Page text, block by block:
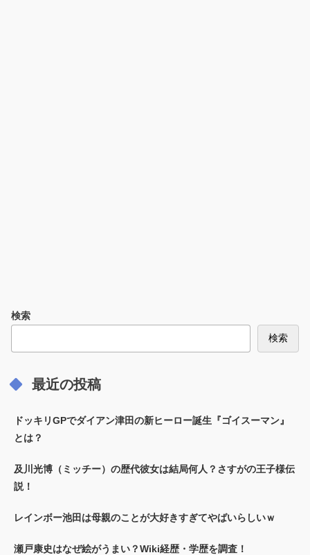
検索
検索
最近の投稿
ドッキリGPでダイアン津田の新ヒーロー誕生『ゴイスーマン』
とは？
及川光博（ミッチー）の歴代彼女は結局何人？さすがの王子様伝
説！
レインボー池田は母親のことが大好きすぎてやばいらしいｗ
瀬戸康史はなぜ絵がうまい？Wiki経歴・学歴を調査！